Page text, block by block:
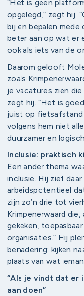
“Het is geen
opgelegd,” zegt hij.
bij en bepalen mede
beter aan op wat er
ook als iets van de
Daarom gelooft
zoals
je vacatures zien die
zegt hij. “Het is
juist op fietsafstand
volgens hem niet
duurzamer en
Inclusie: praktisch
Een ander thema
inclusie. Hij ziet daar
arbeidspotentieel
zijn zo’n drie tot
Krimpenerwaard
gekeken,
organisaties.” Hij
benadering: kijken
plaats van wat
“Als je vindt dat er
aan doen”